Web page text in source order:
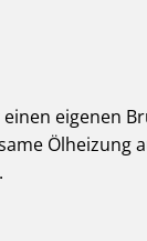
eigenen
Ölheizung